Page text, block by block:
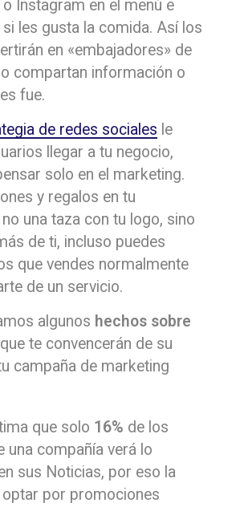
o Instagram en el menú e
les gusta la comida. Así los
en «embajadores» de
compartan información o
fue.
de redes sociales le
llegar a tu negocio,
solo en el marketing.
y regalos en tu
una taza con tu logo, sino
de ti, incluso puedes
que vendes normalmente
de un servicio.
algunos hechos sobre
que te convencerán de su
campaña de marketing
que solo 16% de los
una compañía verá lo
sus Noticias, por eso la
por promociones